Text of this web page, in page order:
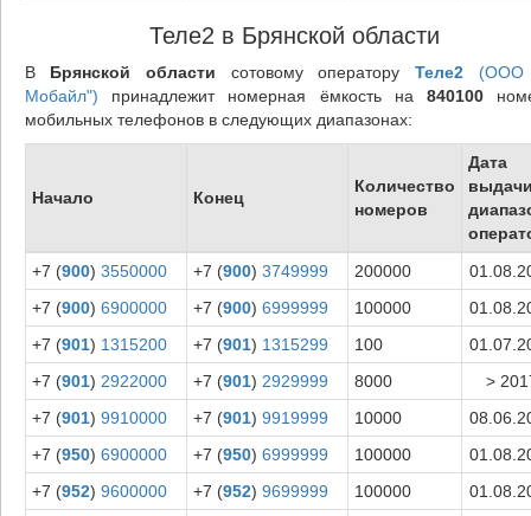
Теле2 в Брянской области
В Брянской области сотовому операторуТеле2 (ООО
Мобайл") принадлежит номерная ёмкость на840100
мобильных телефонов в следующих диапазонах:
Начало Конец
Количество
номеров
Дата
+7 (900) 3550000 +7 (900) 3749999 200000
+7 (900) 6900000 +7 (900) 6999999 100000
+7 (901) 1315200 +7 (901) 1315299 100
+7 (901) 2922000 +7 (901) 2929999 8000
>
+7 (901) 9910000 +7 (901) 9919999 10000
+7 (950) 6900000 +7 (950) 6999999 100000
+7 (952) 9600000 +7 (952) 9699999 100000